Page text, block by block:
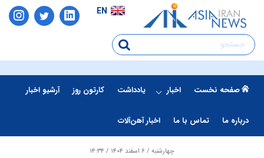
EN
صفحه نخست اخبار یادداشت کارتون روز آرشیو اخبار
درباره ما تماس با ما اخبار آهن‌آلات
چهارشنبه / ۶ اسفند ۱۴۰۴ / ۱۴:۳۴